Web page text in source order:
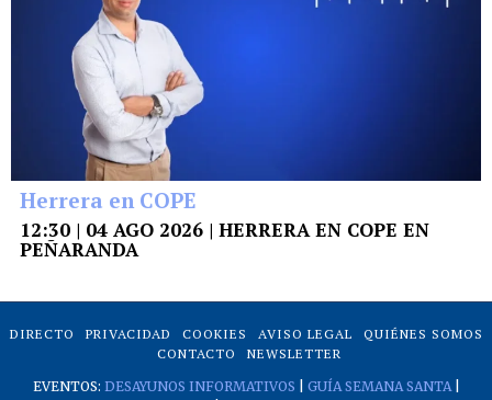
Herrera en COPE
12:30 | 04 AGO 2026 | HERRERA EN COPE EN
PEÑARANDA
DIRECTO PRIVACIDAD COOKIES AVISO LEGAL
QUIÉNES SOMOS
CONTACTO
NEWSLETTER
EVENTOS: DESAYUNOS INFORMATIVOS GUÍA SEMANA SANTA|